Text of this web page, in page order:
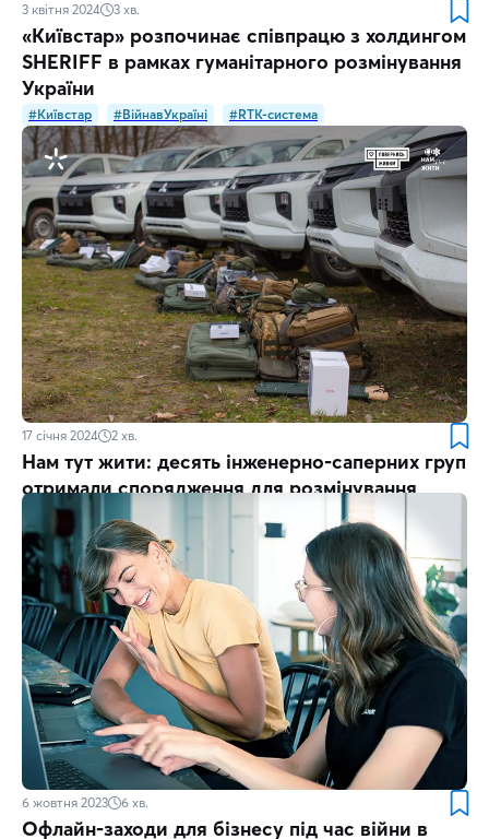
3 квітня 2024 3 хв.
«Київстар» розпочинає співпрацю з холдингом
SHERIFF в рамках гуманітарного розмінування
України
#Київстар #ВійнавУкраїні #RTK-система
17 січня 2024 2 хв.
Нам тут жити: десять інженерно-саперних груп
отримали спорядження для розмінування
6 жовтня 2023 6 хв.
Офлайн-заходи для бізнесу під час війни в